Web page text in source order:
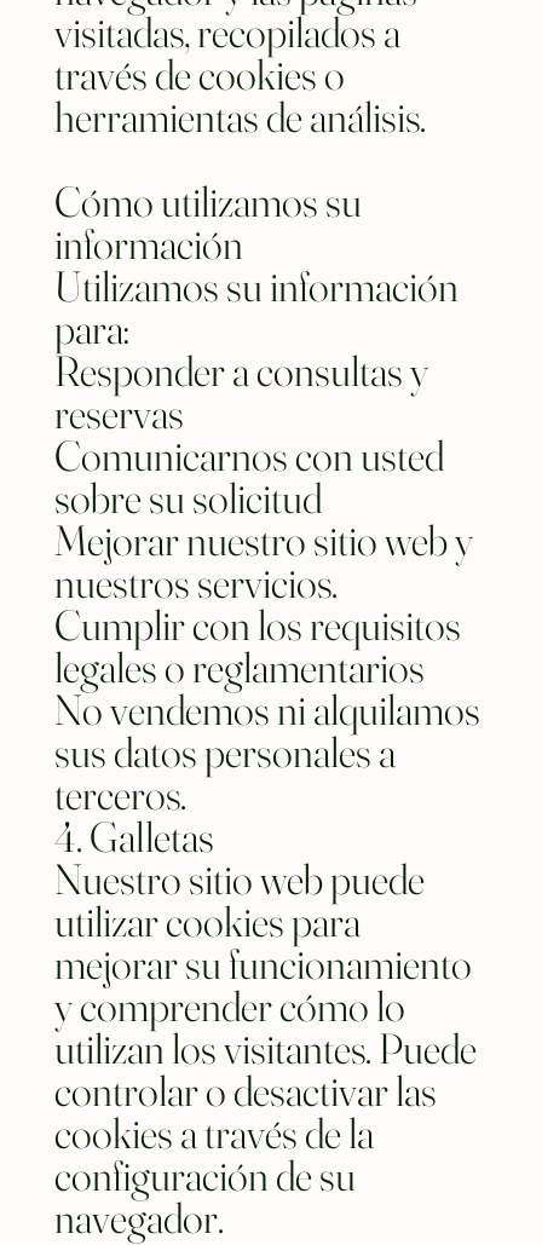
visitadas, recopilados a
través de cookies o
herramientas de análisis.
Cómo utilizamos su
información
Utilizamos su información
para:
Responder a consultas y
reservas
Comunicarnos con usted
sobre su solicitud
Mejorar nuestro sitio web y
nuestros servicios.
Cumplir con los requisitos
legales o reglamentarios
No vendemos ni alquilamos
sus datos personales a
terceros.
4. Galletas
Nuestro sitio web puede
utilizar cookies para
mejorar su funcionamiento
y comprender cómo lo
utilizan los visitantes. Puede
controlar o desactivar las
cookies a través de la
configuración de su
navegador.